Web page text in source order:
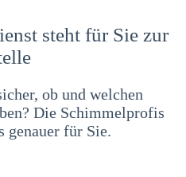
steht für Sie zur
ob und welchen
Die Schimmelprofis
genauer für Sie.